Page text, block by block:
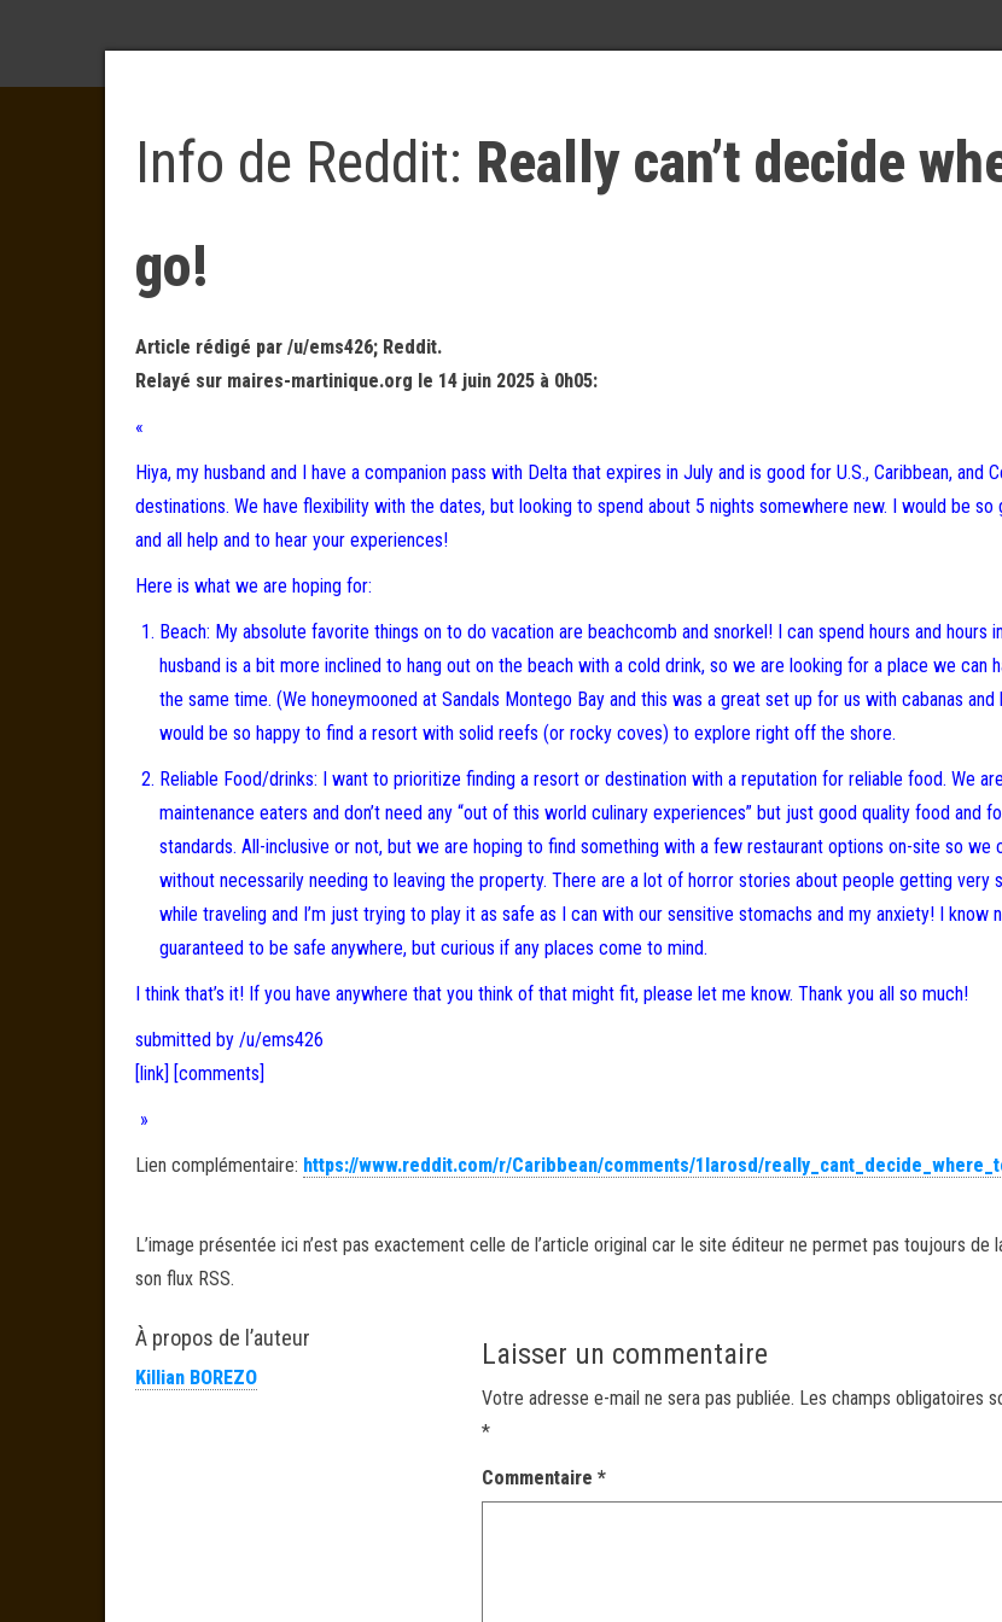
Info de Reddit: Really can’t decide
go!
Article rédigé par /u/ems426; Reddit.
Relayé sur maires-martinique.org le 14 juin 2025 à 0h05:
«
Hiya, my husband and I have a companion pass with Delta that expires in July and is good for U.S., Caribbean, and
destinations. We have flexibility with the dates, but looking to spend about 5 nights somewhere new. I would be so
and all help and to hear your experiences!
Here is what we are hoping for:
Beach: My absolute favorite things on to do vacation are beachcomb and snorkel! I can spend hours and hours
husband is a bit more inclined to hang out on the beach with a cold drink, so we are looking for a place we can
the same time. (We honeymooned at Sandals Montego Bay and this was a great set up for us with cabanas
would be so happy to find a resort with solid reefs (or rocky coves) to explore right off the shore.
Reliable Food/drinks: I want to prioritize finding a resort or destination with a reputation for reliable food. We
maintenance eaters and don’t need any “out of this world culinary experiences” but just good quality food and
standards. All-inclusive or not, but we are hoping to find something with a few restaurant options on-site so we
without necessarily needing to leaving the property. There are a lot of horror stories about people getting very
while traveling and I’m just trying to play it as safe as I can with our sensitive stomachs and my anxiety! I know
guaranteed to be safe anywhere, but curious if any places come to mind.
I think that’s it! If you have anywhere that you think of that might fit, please let me know. Thank you all so much!
submitted by /u/ems426
[link] [comments]
»
Lien complémentaire: https://www.reddit.com/r/Caribbean/comments/1larosd/
L’image présentée ici n’est pas exactement celle de l’article original car le site éditeur ne permet pas toujours de
son flux RSS.
À propos de l’auteur
Killian BOREZO
Laisser un commentaire
Votre adresse e-mail ne sera pas publiée. Les champs obligatoires
*
Commentaire*